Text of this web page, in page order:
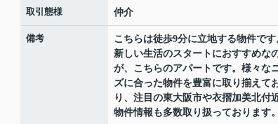
取引態様 仲介
備考
こちらは徒歩9分に立地する物件です
新しい生活のスタートにおすすめな
が、こちらのアパートです。様々な
ズに合った物件を豊富に取り揃えて
り、注目の東大阪市や衣摺加美北付
物件情報も多数取り扱っております。